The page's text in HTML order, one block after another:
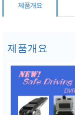
제품개요
제품개요